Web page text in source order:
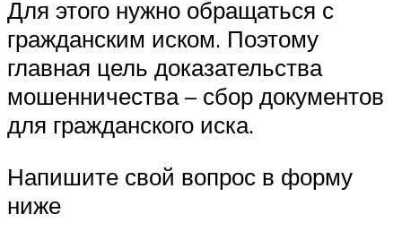
Для этого нужно обращаться с
гражданским иском. Поэтому
главная цель доказательства
мошенничества – сбор документов
для гражданского иска.
Напишите свой вопрос в форму
ниже